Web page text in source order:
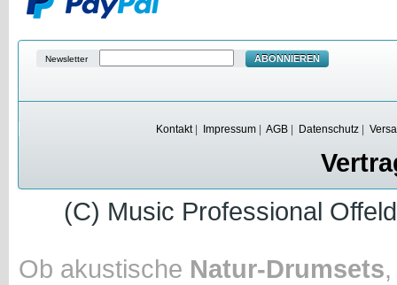
Newsletter ABONNIEREN
Kontakt| Impressum AGB Datenschutz
(C) Music Professional
Ob akustische Natur-Drumsets